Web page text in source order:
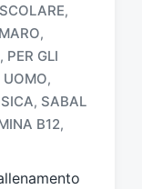
,
,
, PER GLI
UOMO,
, SABAL
B12,